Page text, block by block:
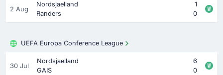
2 Aug
Nordsjaelland
1
Randers
0
UEFA Europa Conference League
30 Jul
Nordsjaelland
6
GAIS
0